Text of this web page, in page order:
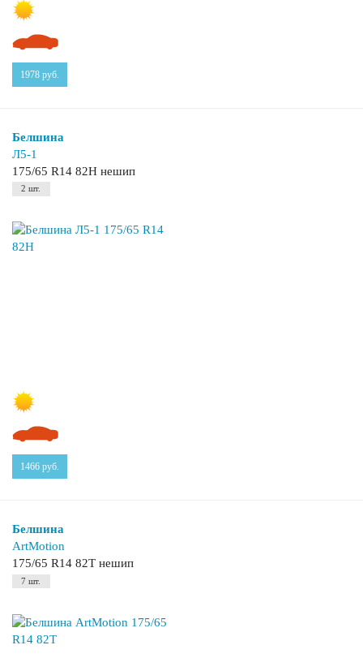
1978 руб.
Белшина
Л5-1
175/65 R14 82H нешип
2 шт.
1466 руб.
Белшина
ArtMotion
175/65 R14 82T нешип
7 шт.